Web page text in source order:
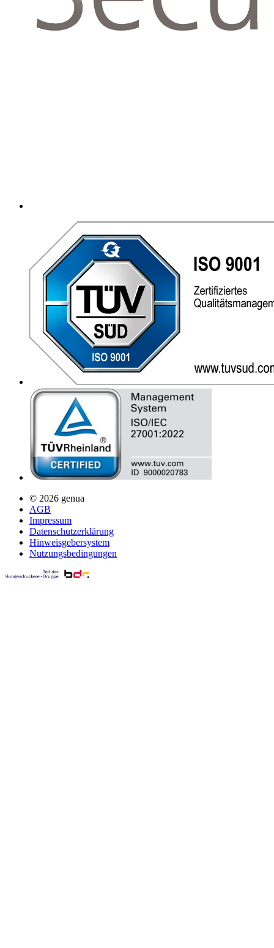
© 2026 genua
AGB
Impressum
Datenschutzerklärung
Hinweisgebersystem
Nutzungsbedingungen